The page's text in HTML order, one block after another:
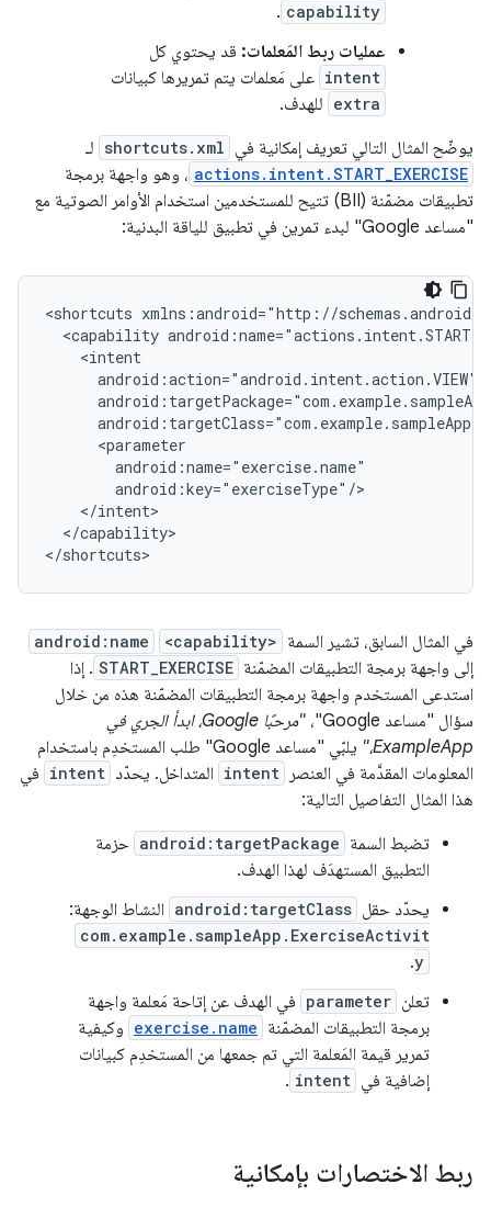
capability
.
عمليات ربط المَعلمات: قد يحتوي كل
intent على مَعلمات يتم تمريرها كبيانات
extra للهدف.
يوضّح المثال التالي تعريف إمكانية في shortcuts.xml لـ
actions.intent.START_EXERCISE ، وهو واجهة برمجة
تطبيقات مضمّنة (BII) تتيح للمستخدمين استخدام الأوامر الصوتية مع
"مساعد Google" لبدء تمرين في تطبيق للياقة البدنية:
<shortcuts
<capability
</capability>
في المثال السابق، تشير السمة <capability>
android:name
إلى واجهة برمجة التطبيقات المضمّنة START_EXERCISE . إذا
استدعى المستخدم واجهة برمجة التطبيقات المضمّنة هذه من خلال
سؤال "مساعد Google"،
"مرحبًا Google، ابدأ الجري في
ExampleApp،"
يلبّي "مساعد Google" طلب المستخدِم باستخدام
المعلومات المقدَّمة في العنصر
intent المتداخل. يحدّد intent في
هذا المثال التفاصيل التالية:
تضبط السمة android:targetPackage حزمة
التطبيق المستهدَف لهذا الهدف.
يحدّد حقل android:targetClass النشاط الوجهة:
com.example.sampleApp.ExerciseActivit
y
.
تعلن parameter في الهدف عن إتاحة مَعلمة واجهة
برمجة التطبيقات المضمّنة exercise.name وكيفية
تمرير قيمة المَعلمة التي تم جمعها من المستخدِم كبيانات
إضافية في intent
.
ربط الاختصارات بإمكانية